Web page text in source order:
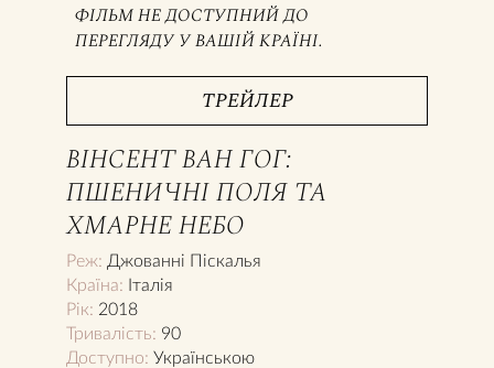
ФІЛЬМ НЕ ДОСТУПНИЙ ДО
ПЕРЕГЛЯДУ У ВАШІЙ КРАЇНІ.
ТРЕЙЛЕР
ВІНСЕНТ ВАН ГОГ:
ПШЕНИЧНІ ПОЛЯ ТА
ХМАРНЕ НЕБО
Реж: Джованні Піскалья
Країна: Італія
Рік: 2018
Тривалість: 90
Доступно: Українською